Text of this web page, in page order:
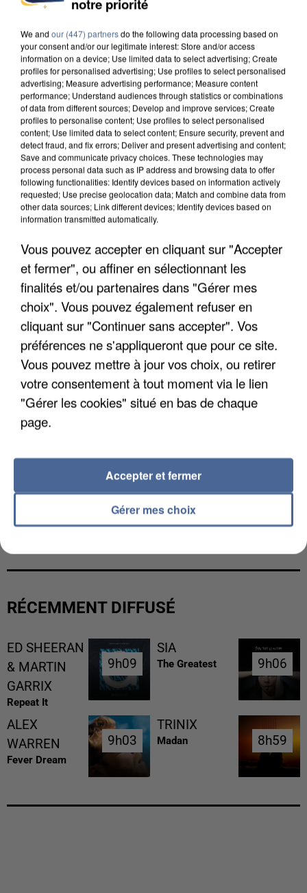
DE SOLIDARITÉ AVEC LES...
APRÈS TOUTES CES CANICULES, LES REFUGES
DE FAUNE SAUVAGE SONT...
L’UN DES FONDATEURS SUPPOSÉS DE LA DZ
RÉCEMMENT DIFFUSÉ
ED SHEERAN
& MARTIN
GARRIX
Repeat It
9h09
9h09
SIA
The Greatest 9h06
9h06
ALEX
WARREN
Fever Dream
9h03
9h03
TRINIX
Madan 8h59
8h59
notre priorité
We and our (447) partnersdo the following data processing based on
your consent and/or our legitimate interest: Store and/or access
information on a device; Use limited data to select advertising; Create
profiles for personalised advertising; Use profiles to select personalised
advertising; Measure advertising performance; Measure content
performance; Understand audiences through statistics or combinations
of data from different sources; Develop and improve services; Create
profiles to personalise content; Use profiles to select personalised
content; Use limited data to select content; Ensure security, prevent and
detect fraud, and fix errors; Deliver and present advertising and content;
Save and communicate privacy choices. These technologies may
process personal data such as IP address and browsing data to offer
following functionalities: Identify devices based on information actively
requested; Use precise geolocation data; Match and combine data from
other data sources; Link different devices; Identify devices based on
information transmitted automatically.
Vous pouvez accepter en cliquant sur "Accepter
et fermer", ou affiner en sélectionnant les
finalités et/ou partenaires dans "Gérer mes
choix". Vous pouvez également refuser en
cliquant sur "Continuer sans accepter". Vos
préférences ne s'appliqueront que pour ce site.
Vous pouvez mettre à jour vos choix, ou retirer
votre consentement à tout moment via le lien
"Gérer les cookies" situé en bas de chaque
page.
Gérer mes choix
Accepter et fermer